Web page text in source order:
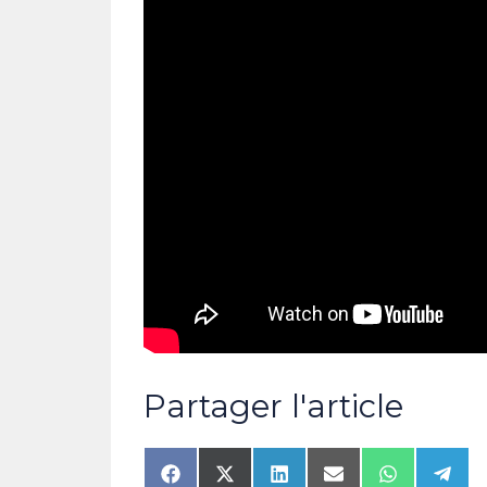
Partager l'article
ShareShareShareShareShare